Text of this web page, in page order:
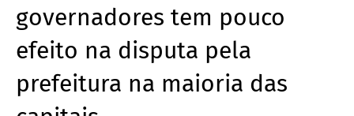
governadores tem pouco
efeito na disputa pela
prefeitura na maioria das